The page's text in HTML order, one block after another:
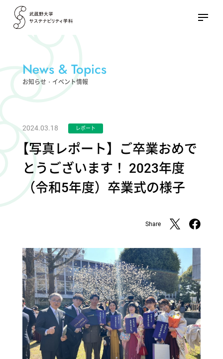
News & Topics
お知らせ・イベント情報
2024.03.18 レポート
【写真レポート】ご卒業おめで
とうございます！ 2023年度
（令和5年度）卒業式の様子
Share